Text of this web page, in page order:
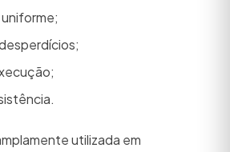
utilizada em